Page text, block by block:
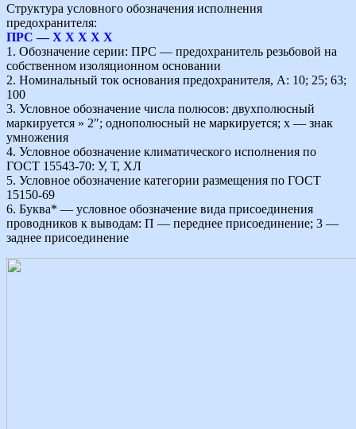
Структура условного обозначения исполнения
предохранителя:
ПРС — X X X X Х
1. Обозначение серии: ПРС — предохранитель резьбовой на
собственном изоляционном основании
2. Номинальный ток основания предохранителя, А: 10; 25; 63;
100
3. Условное обозначение числа полюсов: двухполюсный
маркируется » 2″; однополюсный не маркируется; х — знак
умножения
4. Условное обозначение климатического исполнения по
ГОСТ 15543-70: У, Т, ХЛ
5. Условное обозначение категории размещения по ГОСТ
15150-69
6. Буква* — условное обозначение вида присоединения
проводников к выводам: П — переднее присоединение; 3 —
заднее присоединение